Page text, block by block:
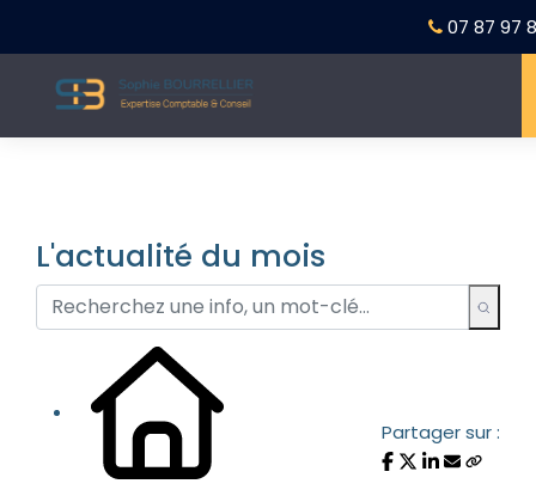
07 87 97
L'actualité du mois
Partager sur :